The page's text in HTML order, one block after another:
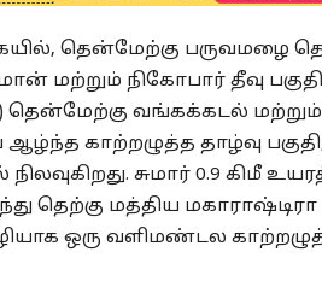
தென்மேற்கு பருவமழை
மற்றும் நிகோபார் தீவு
தென்மேற்கு வங்கக்கடல்
காற்றழுத்த தாழ்வு
சுமார் 0.9 கிமீ
தெற்கு மத்திய
ஒரு வளிமண்டல